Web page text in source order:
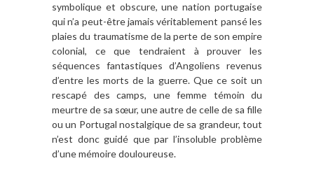
symbolique et obscure, une nation portugaise
qui n’a peut-être jamais véritablement pansé les
plaies du traumatisme de la perte de son empire
colonial, ce que tendraient à prouver les
séquences fantastiques d’Angoliens revenus
d’entre les morts de la guerre. Que ce soit un
rescapé des camps, une femme témoin du
meurtre de sa sœur, une autre de celle de sa fille
ou un Portugal nostalgique de sa grandeur, tout
n’est donc guidé que par l’insoluble problème
d’une mémoire douloureuse.